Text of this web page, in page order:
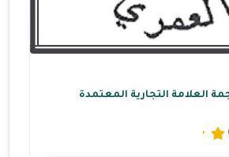
العلامة التجارية المعتمدة